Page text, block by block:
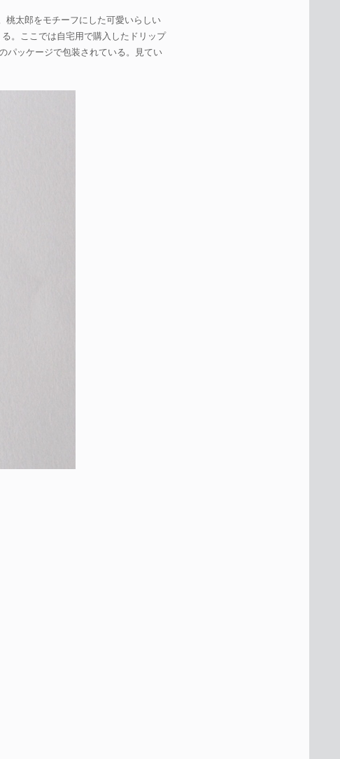
桃太郎をモチーフにした可愛いらしい
。ここでは自宅用で購入したドリップ
パッケージで包装されている。見てい